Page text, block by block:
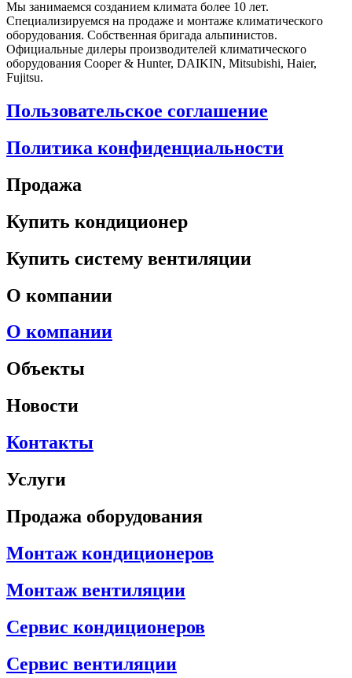
Мы занимаемся созданием климата более 10 лет.
Специализируемся на продаже и монтаже климатического
оборудования. Собственная бригада альпинистов.
Официальные дилеры производителей климатического
оборудования Cooper & Hunter, DAIKIN, Mitsubishi, Haier,
Fujitsu.
Пользовательское соглашение
Политика конфиденциальности
Продажа
Купить кондиционер
Купить систему вентиляции
О компании
О компании
Объекты
Новости
Контакты
Услуги
Продажа оборудования
Монтаж кондиционеров
Монтаж вентиляции
Сервис кондиционеров
Сервис вентиляции